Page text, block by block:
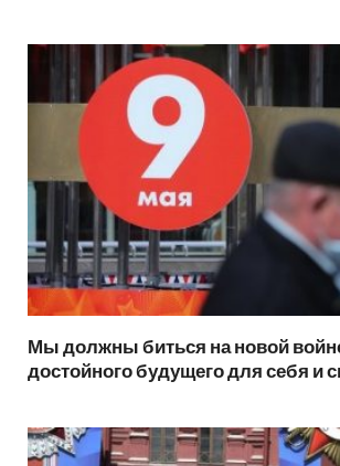
Мы должны биться на новой
достойного будущего для себя и